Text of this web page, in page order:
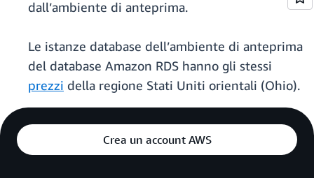
dall’ambiente di anteprima.
Le istanze database dell’ambiente di anteprima
del database Amazon RDS hanno gli stessi
prezzi della regione Stati Uniti orientali (Ohio).
Crea un account AWS